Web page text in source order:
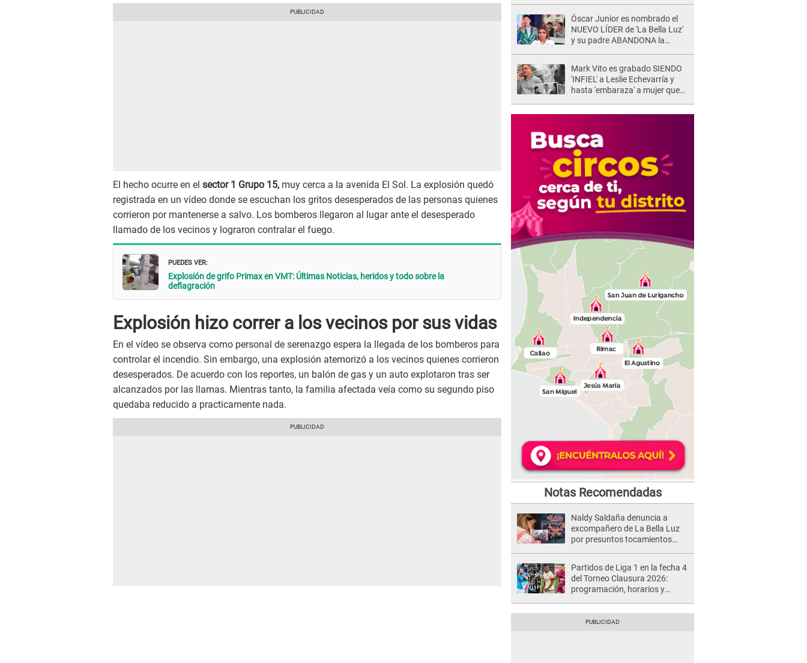
El hecho ocurre en el sector 1 Grupo 15, muy cerca a la avenida El Sol. La explosión quedó
registrada en un vídeo donde se escuchan los gritos desesperados de las personas quienes
corrieron por mantenerse a salvo. Los bomberos llegaron al lugar ante el desesperado
llamado de los vecinos y lograron contralar el fuego.
PUEDES VER:
Explosión de grifo Primax en VMT: Últimas Noticias, heridos y todo sobre la
deflagración
Explosión hizo correr a los vecinos por sus vidas
En el vídeo se observa como personal de serenazgo espera la llegada de los bomberos para
controlar el incendio. Sin embargo, una explosión atemorizó a los vecinos quienes corrieron
desesperados. De acuerdo con los reportes, un balón de gas y un auto explotaron tras ser
alcanzados por las llamas. Mientras tanto, la familia afectada veía como su segundo piso
quedaba reducido a practicamente nada.
denuncia: "Otro tipo de ley..."
Óscar Junior es nombrado el
NUEVO LÍDER de 'La Bella Luz'
y su padre ABANDONA la
Mark Vito es grabado SIENDO
'INFIEL' a Leslie Echevarría y
hasta 'embaraza' a mujer que
Notas Recomendadas
Naldy Saldaña denuncia a
excompañero de La Bella Luz
por presuntos tocamientos
Partidos de Liga 1 en la fecha 4
del Torneo Clausura 2026:
programación, horarios y